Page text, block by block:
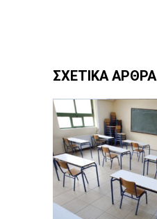
ΣΧΕΤΙΚΑ ΑΡΘΡΑ